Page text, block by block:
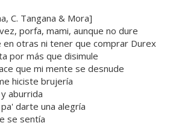
C. Tangana & Mora]
porfa, mami, aunque no dure
en otras ni tener que comprar Durex
por más que disimule
que mi mente se desnude
hiciste brujería
aburrida
darte una alegría
se sentía